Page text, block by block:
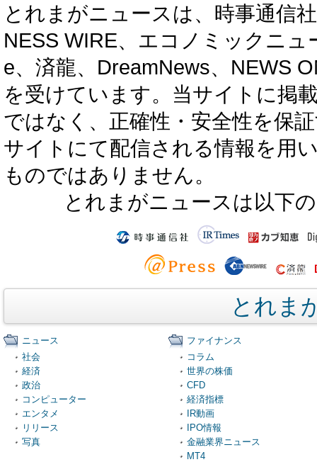
とれまがニュースは、時事通信
NESS WIRE、エコノミックニ
e、済龍、DreamNews、NEWS
を受けています。当サイトに掲
ではなく、正確性・安全性を保
サイトにて配信される情報を用
ものではありません。
とれまがニュースは以下
とれま
ニュース
社会
経済
政治
コンピューター
エンタメ
リリース
写真
ファイナンス
コラム
世界の株価
CFD
経済指標
IR動画
IPO情報
金融業界ニュース
MT4